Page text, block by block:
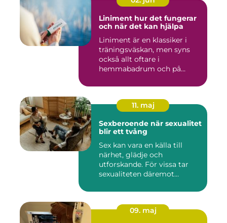
Liniment hur det fungerar
och när det kan hjälpa
Liniment är en klassiker i
träningsväskan, men syns
också allt oftare i
hemmabadrum och på
11. maj
Sexberoende när sexualitet
blir ett tvång
Sex kan vara en källa till
närhet, glädje och
utforskande. För vissa tar
sexualiteten däremot
09. maj